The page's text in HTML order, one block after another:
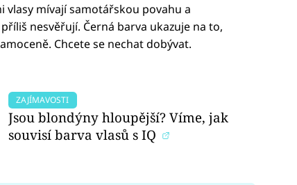
vlasy mívají samotářskou povahu a
nesvěřují. Černá barva ukazuje na to,
Chcete se nechat dobývat.
ZAJÍMAVOSTI
Jsou blondýny hloupější? Víme, jak
souvisí barva vlasů s IQ